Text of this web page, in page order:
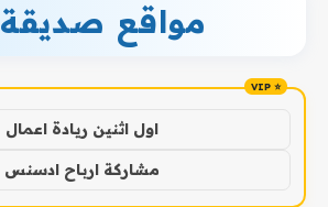
مواقع صديقة
اول اثنين ريادة اعمال
مشاركة ارباح ادسنس